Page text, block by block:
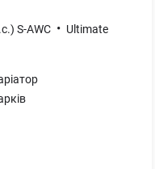
S-AWC • Ultimate